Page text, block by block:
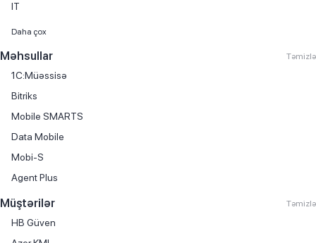
IT
Maliyyə xidmətləri
Biznes mərkəzi
Daha çox
Məhsullar Təmizlə
1C:Müəssisə
Bitriks
Mobile SMARTS
Data Mobile
Mobi-S
Agent Plus
Müştərilər Təmizlə
HB Güven